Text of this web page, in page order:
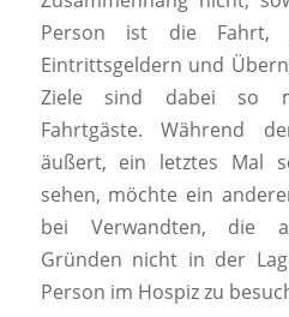
Person ist die Fahrt,
Eintrittsgeldern und
Ziele sind dabei so
Fahrtgäste. Während
äußert, ein letztes Mal
sehen, möchte ein
bei Verwandten, die
Gründen nicht in der
Person im Hospiz zu